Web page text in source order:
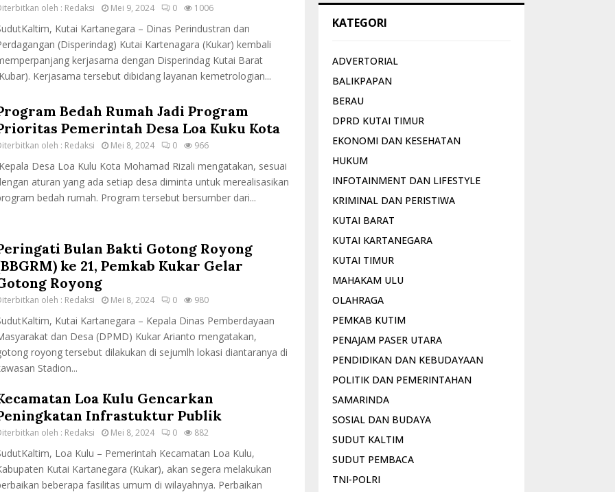
oleh : Redaksi Mei 9, 2024 0 1006
Kutai Kartanegara – Dinas Perindustran dan
(Disperindag) Kutai Kartenagara (Kukar) kembali
kerjasama dengan Disperindag Kutai Barat
Kerjasama tersebut dibidang layanan kemetrologian...
Bedah Rumah Jadi Program
Pemerintah Desa Loa Kuku Kota
oleh : Redaksi Mei 8, 2024 0 966
Desa Loa Kulu Kota Mohamad Rizali mengatakan, sesuai
aturan yang ada setiap desa diminta untuk merealisasikan
bedah rumah. Program tersebut bersumber dari...
Bulan Bakti Gotong Royong
ke 21, Pemkab Kukar Gelar
Royong
oleh : Redaksi Mei 8, 2024 0 980
Kutai Kartanegara – Kepala Dinas Pemberdayaan
dan Desa (DPMD) Kukar Arianto mengatakan,
royong tersebut dilakukan di sejumlh lokasi diantaranya di
Stadion...
Loa Kulu Gencarkan
Infrastuktur Publik
oleh : Redaksi Mei 8, 2024 0 882
Loa Kulu – Pemerintah Kecamatan Loa Kulu,
Kutai Kartanegara (Kukar), akan segera melakukan
beberapa fasilitas umum di wilayahnya. Perbaikan
KATEGORI
ADVERTORIAL
BALIKPAPAN
BERAU
DPRD KUTAI TIMUR
EKONOMI DAN KESEHATAN
HUKUM
INFOTAINMENT DAN LIFESTYLE
KRIMINAL DAN PERISTIWA
KUTAI BARAT
KUTAI KARTANEGARA
KUTAI TIMUR
MAHAKAM ULU
OLAHRAGA
PEMKAB KUTIM
PENAJAM PASER UTARA
PENDIDIKAN DAN KEBUDAYAAN
POLITIK DAN PEMERINTAHAN
SAMARINDA
SOSIAL DAN BUDAYA
SUDUT KALTIM
SUDUT PEMBACA
TNI-POLRI